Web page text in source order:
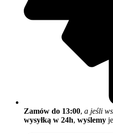
Zamów do 13:00, a jeśli
wysyłką w 24h, wyślemy